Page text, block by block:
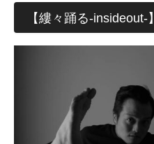
【縷々踊る-insideout-】